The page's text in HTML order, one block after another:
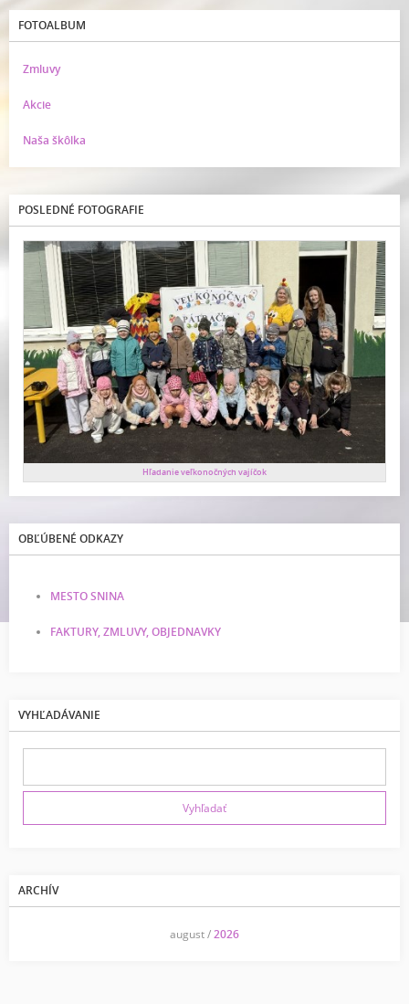
FOTOALBUM
Zmluvy
Akcie
Naša škôlka
POSLEDNÉ FOTOGRAFIE
Hľadanie veľkonočných vajíčok
OBĽÚBENÉ ODKAZY
MESTO SNINA
FAKTURY, ZMLUVY, OBJEDNAVKY
VYHĽADÁVANIE
ARCHÍV
august /2026